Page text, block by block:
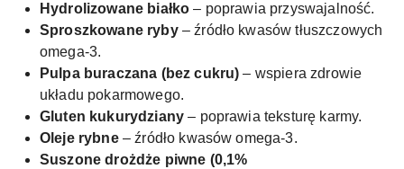
Hydrolizowane białko – poprawia przyswajalność.
Sproszkowane ryby– źródło kwasów tłuszczowych
omega-3.
Pulpa buraczana (bez cukru) – wspiera zdrowie
układu pokarmowego.
Gluten kukurydziany – poprawia teksturę karmy.
Oleje rybne– źródło kwasów omega-3.
Suszone drożdże piwne (0,1%